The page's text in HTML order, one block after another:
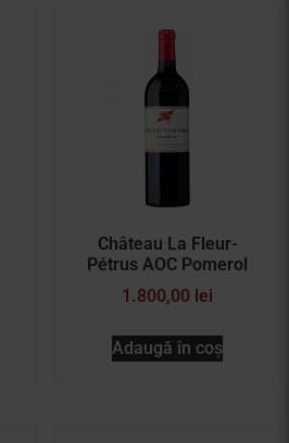
Château La Fleur-
Pétrus AOC Pomerol
1.800,00 lei
Adaugă în coș